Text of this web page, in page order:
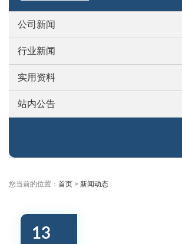
公司新闻
行业新闻
实用资料
站内公告
您当前的位置： 首页 > 新闻动态
13